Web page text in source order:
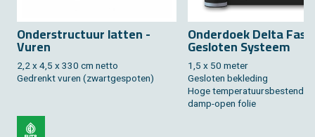
On­der­struc­tuur lat­ten -
Vuren
2,2 x 4,5 x 330 cm netto
Ge­drenkt vuren (zwart­ge­spo­ten)
On­der­doek Delta
Ge­slo­ten Sys­teem
1,5 x 50 meter
Ge­slo­ten be­kle­ding
Hoge
damp-open folie